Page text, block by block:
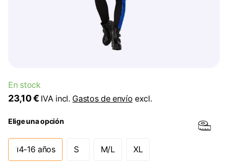
En stock
23,10 € IVA incl. Gastos de envío excl.
Elige una opción
14-16 años S M/L XL